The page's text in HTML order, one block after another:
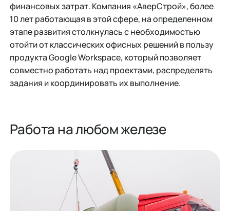
финансовых затрат. Компания «АверСтрой», более
10 лет работающая в этой сфере, на определенном
этапе развития столкнулась с необходимостью
отойти от классических офисных решений в пользу
продукта Google Workspace, который позволяет
совместно работать над проектами, распределять
задания и координировать их выполнение.
Работа на любом железе